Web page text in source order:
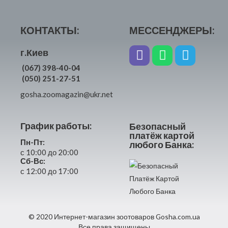
КОНТАКТЫ:
г.Киев
(067) 398-40-04
(050) 251-27-51
gosha.zoomagazin@ukr.net
График работы:
Пн-Пт:
с 10:00 до 20:00
Сб-Вс:
с 12:00 до 17:00
МЕССЕНДЖЕРЫ:
Безопасный
платёж картой
любого Банка:
© 2020 Интернет-магазин зоотоваров Gosha.com.ua